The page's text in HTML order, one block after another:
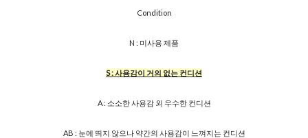
Condition
N : 미사용 제품
S : 사용감이 거의 없는 컨디션
A : 소소한 사용감 외 우수한 컨디션
AB : 눈에 띄지 않으나 약간의 사용감이 느껴지는 컨디션